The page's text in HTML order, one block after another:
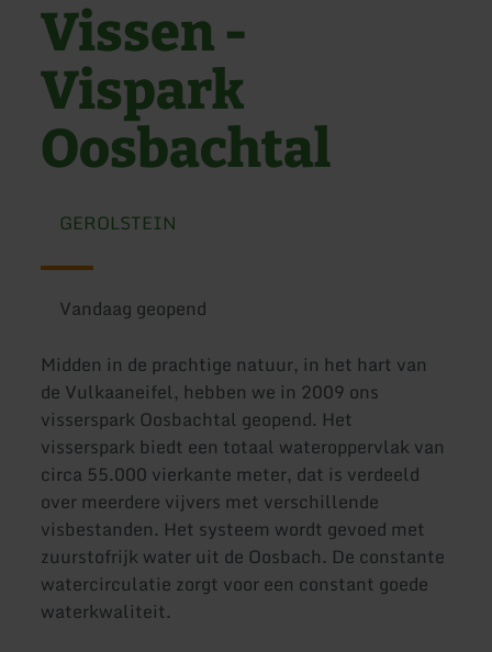
Vissen -
Vispark
Oosbachtal
GEROLSTEIN
Vandaag geopend
Midden in de prachtige natuur, in het hart van
de Vulkaaneifel, hebben we in 2009 ons
visserspark Oosbachtal geopend. Het
visserspark biedt een totaal wateroppervlak van
circa 55.000 vierkante meter, dat is verdeeld
over meerdere vijvers met verschillende
visbestanden. Het systeem wordt gevoed met
zuurstofrijk water uit de Oosbach. De constante
watercirculatie zorgt voor een constant goede
waterkwaliteit.